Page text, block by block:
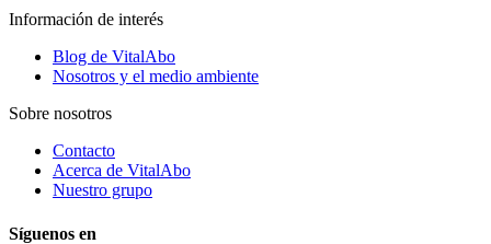
Información de interés
Blog de VitalAbo
Nosotros y el medio ambiente
Sobre nosotros
Contacto
Acerca de VitalAbo
Nuestro grupo
Síguenos en